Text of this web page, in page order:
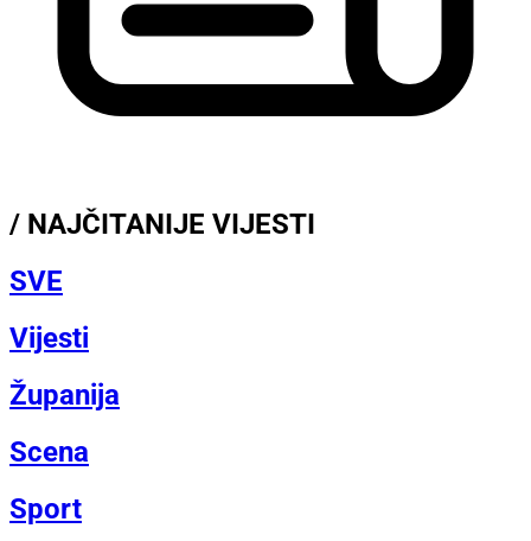
/ NAJČITANIJE VIJESTI
SVE
Vijesti
Županija
Scena
Sport